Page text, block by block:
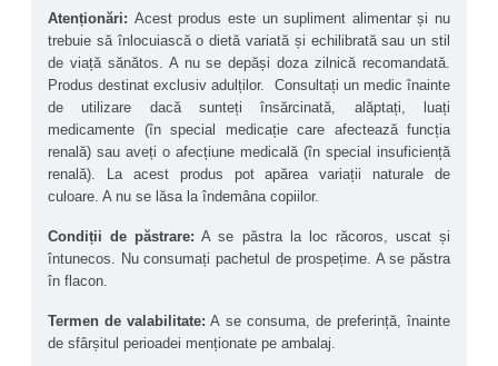
stabilă și nu se transformă în creatinină înainte de a fi
utilizată de organism.
Formulă avansată cu biodisponibilitate
îmbunătățită – Kre-Alkalyn este o formă de creatină
cu o absorbție mai eficientă comparativ cu
monohidratul de creatină obișnuit.
Administrare continuă. Utilizare fără cicluri:
Datorită profilului său funcțional, produsul poate fi
administrat continuu fără a necesita faze de încărcare
sau cicluri de administrare, fiind potrivit pentru
Eficiență crescută la doze mai mici – Datorită
stabilității pH-ului, oferă aceleași beneficii ca și
stabilitate ridicată în tractul gastrointestinal, prevenind
disconfortul gastric, balonarea și gazele.
Energie și performanță fizică îmbunătățită. Potrivit
Atenționări: Acest produs este un supliment alimentar și nu
trebuie să înlocuiască o dietă variată și echilibrată sau un stil
de viață sănătos. A nu se depăși doza zilnică recomandată.
Produs destinat exclusiv adulților.  Consultați un medic înainte
de utilizare dacă sunteți însărcinată, alăptați, luați
medicamente (în special medicație care afectează funcția
renală) sau aveți o afecțiune medicală (în special insuficiență
renală). La acest produs pot apărea variații naturale de
culoare. A nu se lăsa la îndemâna copiilor.
Condiții de păstrare: A se păstra la loc răcoros, uscat și
întunecos. Nu consumați pachetul de prospețime. A se păstra
în flacon.
Termen de valabilitate: A se consuma, de preferință, înainte
de sfârșitul perioadei menționate pe ambalaj.